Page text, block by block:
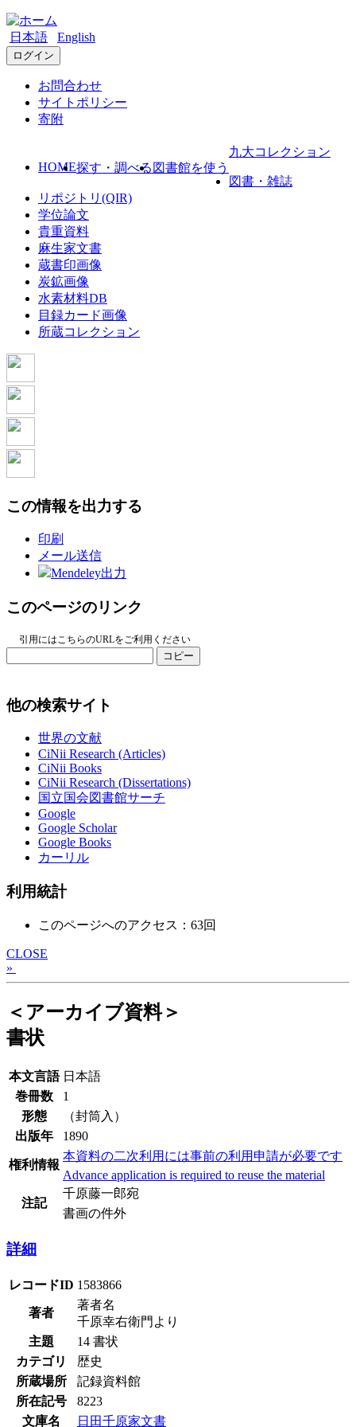
日本語 English
ログイン
お問合わせ
サイトポリシー
寄附
HOME探す・調べる 図書館を使う
九大コレクション
図書・雑誌
リポジトリ(QIR)
学位論文
貴重資料
麻生家文書
蔵書印画像
炭鉱画像
水素材料DB
目録カード画像
所蔵コレクション
この情報を出力する
印刷
メール送信
Mendeley出力
このページのリンク
引用にはこちらのURLをご利用ください
コピー
他の検索サイト
世界の文献
CiNii Research (Articles)
CiNii Books
CiNii Research (Dissertations)
国立国会図書館サーチ
Google
Google Scholar
Google Books
カーリル
利用統計
このページへのアクセス：63回
CLOSE
»
＜アーカイブ資料＞
書状
本文言語 日本語
巻冊数
1
形態
（封筒入）
出版年
1890
権利情報
本資料の二次利用には事前の利用申請が必要です
Advance application is required to reuse the material
注記
千原藤一郎宛
書画の件外
詳細
レコードID 1583866
著者
著者名
千原幸右衛門より
主題
14 書状
カテゴリ
歴史
所蔵場所
記録資料館
所在記号
8223
文庫名
日田千原家文書